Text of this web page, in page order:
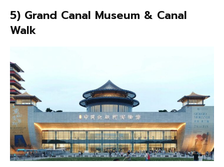
5) Grand Canal Museum & Canal
Walk